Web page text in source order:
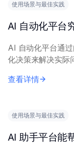
使用场景与最佳实践
AI 自动化平台
AI 自动化平台通
化决策来解决实际
票处理等重复性规
查看详情
使用场景与最佳实践
AI 助手平台能